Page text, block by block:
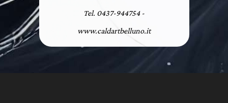
Tel. 0437-944754 -
www.caldartbelluno.it